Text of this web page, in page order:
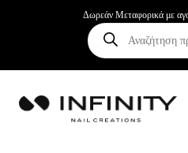
Δωρεάν Μεταφορικά με
Αναζήτηση
προϊόντων